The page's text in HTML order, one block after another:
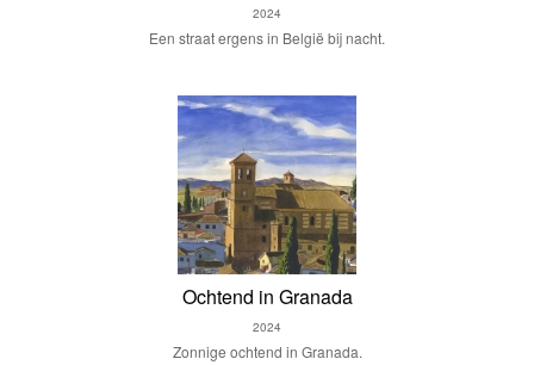
2024
Een straat ergens in België bij nacht.
Ochtend in Granada
2024
Zonnige ochtend in Granada.